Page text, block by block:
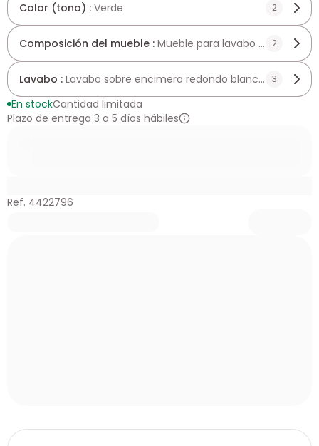
Color (tono) : Verde 2
Composición del mueble : Mueble para lavabo sobre
2
Lavabo : Lavabo sobre encimera redondo blanco de
3
En stockCantidad limitada
Plazo de entrega 3 a 5 días hábiles
Ref. 4422796